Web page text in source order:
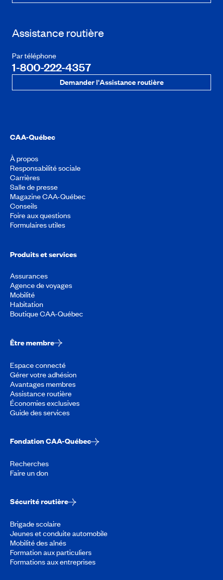
Assistance routière
Par téléphone
1-800-222-4357
Demander l'Assistance routière
CAA-Québec
À propos
Responsabilité sociale
Carrières
Salle de presse
Magazine CAA-Québec
Conseils
Foire aux questions
Formulaires utiles
Produits et services
Assurances
Agence de voyages
Mobilité
Habitation
Boutique CAA-Québec
Être membre
Espace connecté
Gérer votre adhésion
Avantages membres
Assistance routière
Économies exclusives
Guide des services
Fondation CAA-Québec
Recherches
Faire un don
Sécurité routière
Brigade scolaire
Jeunes et conduite automobile
Mobilité des aînés
Formation aux particuliers
Formations aux entreprises